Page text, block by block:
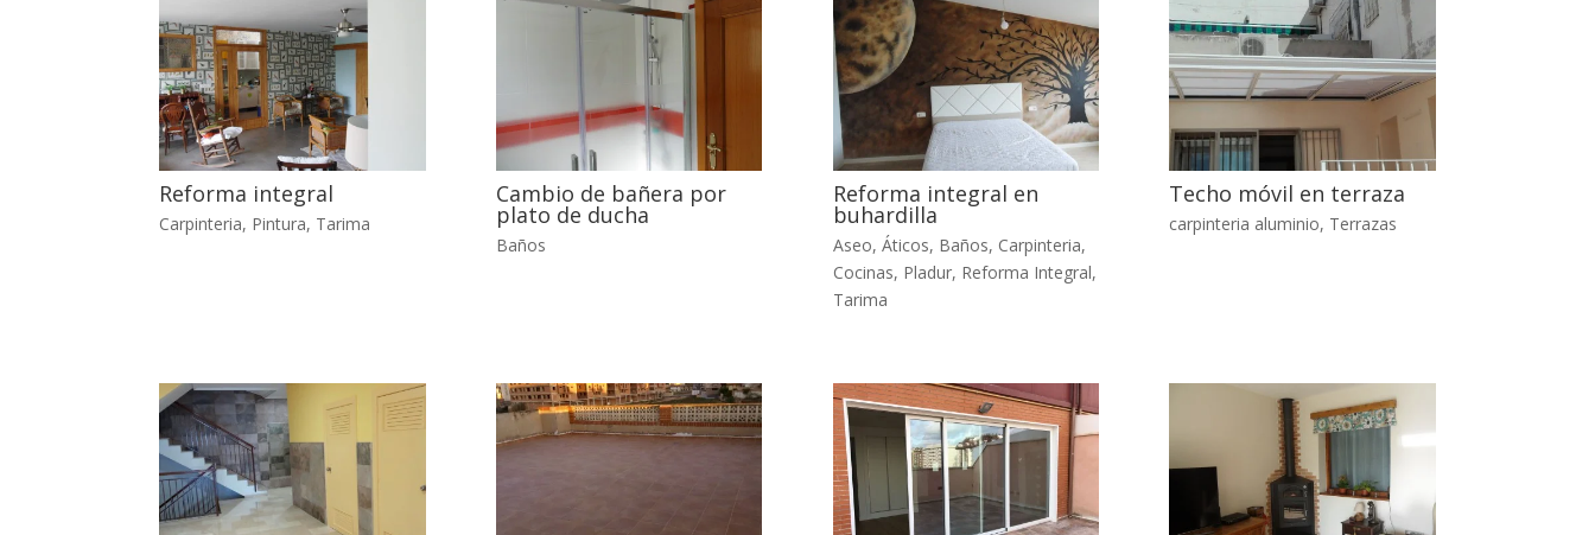
Reforma integral
Carpinteria, Pintura, Tarima
Cambio de bañera por
plato de ducha
Baños
Reforma integral en
buhardilla
Aseo, Áticos, Baños, Carpinteria,
Cocinas, Pladur, Reforma Integral,
Tarima
Techo móvil en terraza
carpinteria aluminio, Terrazas